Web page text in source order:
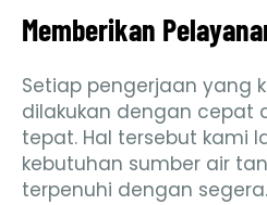
Memberikan
Setiap pengerjaan yang
dilakukan dengan cepat
tepat. Hal tersebut kami
kebutuhan sumber air
terpenuhi dengan segera.